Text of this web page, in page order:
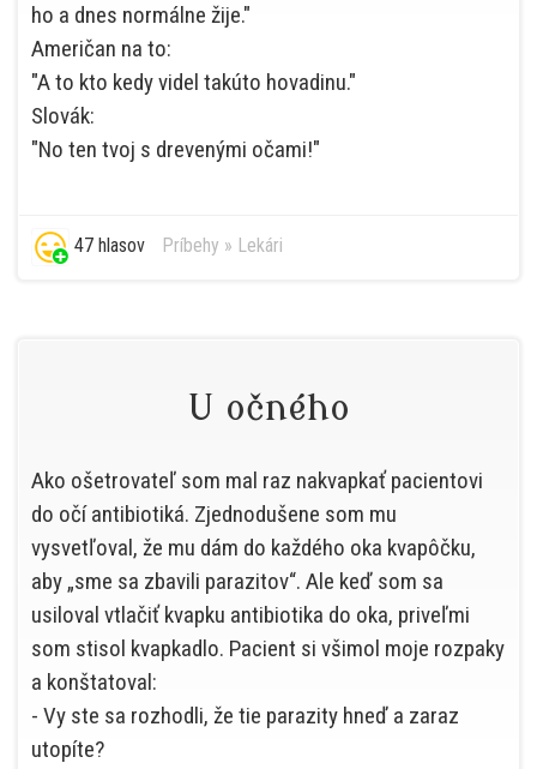
ho a dnes normálne žije."
Američan na to:
"A to kto kedy videl takúto hovadinu."
Slovák:
"No ten tvoj s drevenými očami!"
47 hlasov Príbehy » Lekári
U očného
Ako ošetrovateľ som mal raz nakvapkať pacientovi
do očí antibiotiká. Zjednodušene som mu
vysvetľoval, že mu dám do každého oka kvapôčku,
aby „sme sa zbavili parazitov“. Ale keď som sa
usiloval vtlačiť kvapku antibiotika do oka, priveľmi
som stisol kvapkadlo. Pacient si všimol moje rozpaky
a konštatoval:
- Vy ste sa rozhodli, že tie parazity hneď a zaraz
utopíte?